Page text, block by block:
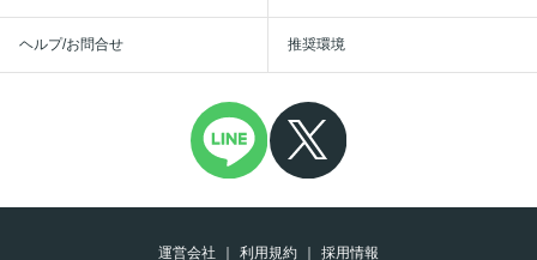
ヘルプ/お問合せ 推奨環境
運営会社 利用規約 採用情報